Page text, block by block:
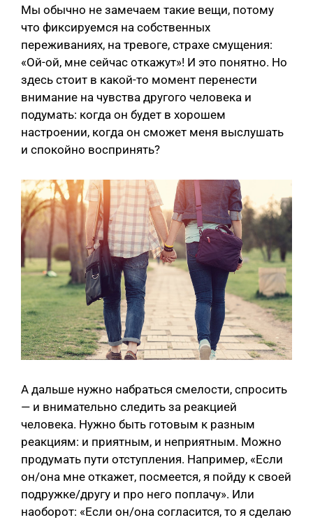
Мы обычно не замечаем такие вещи, потому
что фиксируемся на собственных
переживаниях, на тревоге, страхе смущения:
«Ой-ой, мне сейчас откажут»! И это понятно. Но
здесь стоит в какой-то момент перенести
внимание на чувства другого человека и
подумать: когда он будет в хорошем
настроении, когда он сможет меня выслушать
и спокойно воспринять?
А дальше нужно набраться смелости, спросить
— и внимательно следить за реакцией
человека. Нужно быть готовым к разным
реакциям: и приятным, и неприятным. Можно
продумать пути отступления. Например, «Если
он/она мне откажет, посмеется, я пойду к своей
подружке/другу и про него поплачу». Или
наоборот: «Если он/она согласится, то я сделаю